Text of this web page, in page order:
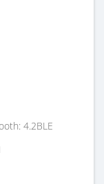
4.2BLE